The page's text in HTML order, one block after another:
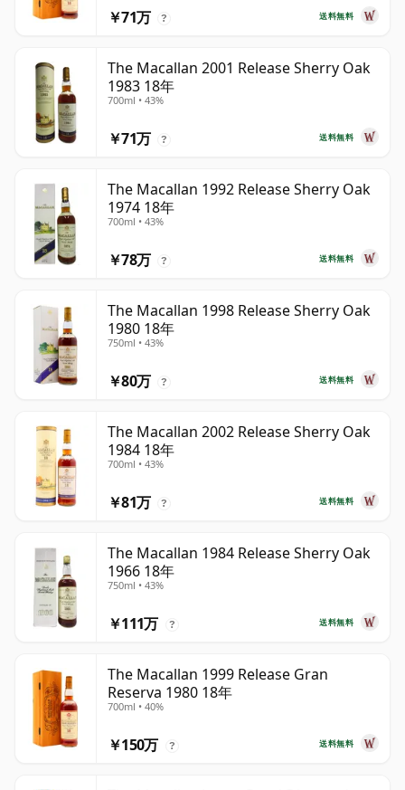
送料無料
￥71万 ?
The Macallan 2001 Release Sherry Oak
1983 18年
700ml • 43%
送料無料
￥71万 ?
The Macallan 1992 Release Sherry Oak
1974 18年
700ml • 43%
送料無料
￥78万 ?
The Macallan 1998 Release Sherry Oak
1980 18年
750ml • 43%
送料無料
￥80万 ?
The Macallan 2002 Release Sherry Oak
1984 18年
700ml • 43%
送料無料
￥81万 ?
The Macallan 1984 Release Sherry Oak
1966 18年
750ml • 43%
送料無料
￥111万 ?
The Macallan 1999 Release Gran
Reserva 1980 18年
700ml • 40%
送料無料
￥150万 ?